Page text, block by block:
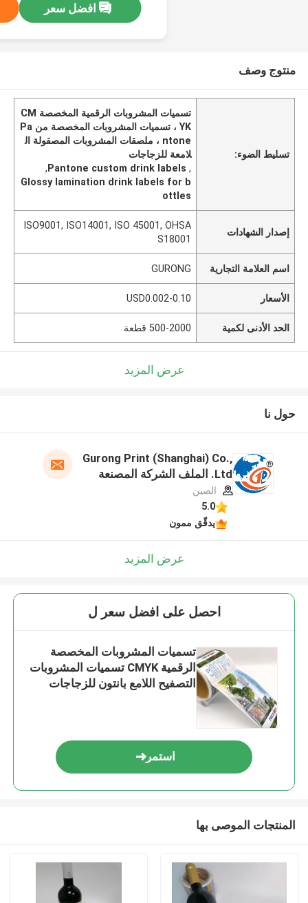
افضل سعر
منتوج وصف
تسليط الضوء:
تسميات المشروبات الرقمية المخصصة CM
YK ، تسميات المشروبات المخصصة من Pa
ntone ، ملصقات المشروبات المصقولة ال
لامعة للزجاجات
,
Pantone custom drink labels
,
Glossy lamination drink labels for b
ottles
إصدار الشهادات
ISO9001, ISO14001, ISO 45001, OHSA
S18001
اسم العلامة التجارية GURONG
الأسعار USD0.002-0.10
الحد الأدنى لكمية 500-2000 قطعة
عرض المزيد
حول نا
Gurong Print (Shanghai) Co.,
Ltd. الملف الشركة المصنعة
الصين
5.0
يدقّق ممون
عرض المزيد
احصل على افضل سعر ل
تسميات المشروبات المخصصة
الرقمية CMYK تسميات المشروبات
التصفيح اللامع بانتون للزجاجات
استمر
المنتجات الموصى بها